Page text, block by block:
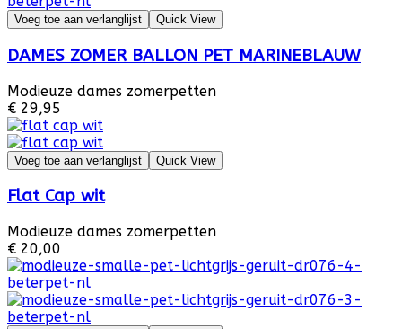
Voeg toe aan verlanglijst Quick View
DAMES ZOMER BALLON PET MARINEBLAUW
Modieuze dames zomerpetten
€ 29,95
Voeg toe aan verlanglijst Quick View
Flat Cap wit
Modieuze dames zomerpetten
€ 20,00